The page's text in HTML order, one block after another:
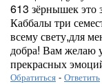
613 зёрнышек это
Каббалы три
всему свету,для
добра! Вам желаю
прекрасных
Обратиться - Ответить